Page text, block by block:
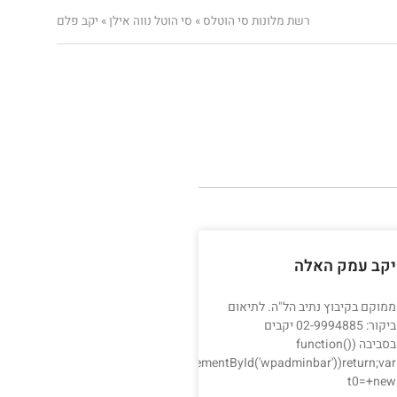
רשת מלונות סי הוטלס » סי הוטל נווה אילן» יקב פלם
יקב עמק האלה
ממוקם בקיבוץ נתיב הל"ה. לתיאום
ביקור: 02-9994885 יקבים
בסביבה (function()
t0=+new